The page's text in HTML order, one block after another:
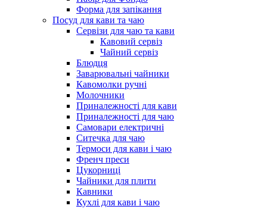
Форма для запікання
Посуд для кави та чаю
Сервізи для чаю та кави
Кавовий сервіз
Чайний сервіз
Блюдця
Заварювальні чайники
Кавомолки ручні
Молочники
Приналежності для кави
Приналежності для чаю
Самовари електричні
Ситечка для чаю
Термоси для кави і чаю
Френч преси
Цукорниці
Чайники для плити
Кавники
Кухлі для кави і чаю